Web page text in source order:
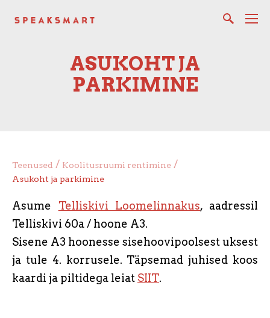
ASUKOHT JA
PARKIMINE
Teenused / Koolitusruumi rentimine /
Asukoht ja parkimine
Asume Telliskivi Loomelinnakus, aadressil
Telliskivi 60a / hoone A3.
Sisene A3 hoonesse sisehoovipoolsest uksest
ja tule 4. korrusele. Täpsemad juhised koos
kaardi ja piltidega leiat SIIT.